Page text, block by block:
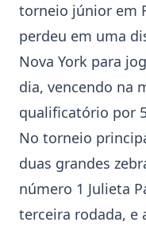
torneio júnior em
perdeu em uma
Nova York para
dia, vencendo na
qualificatório por
No torneio
duas grandes
número 1 Julieta
terceira rodada, e